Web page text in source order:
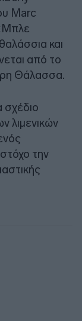
Marc
και
από το
Θάλασσα.
λιμενικών
την